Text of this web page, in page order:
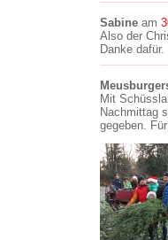
Sabine am
Also der
Danke dafür.
Mit
Nachmittag
gegeben.